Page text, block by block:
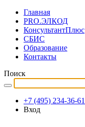
Главная
PRO.ЭЛКОД
КонсультантПлюс
СБИС
Образование
Контакты
Поиск
+7 (495) 234-36-61
Вход